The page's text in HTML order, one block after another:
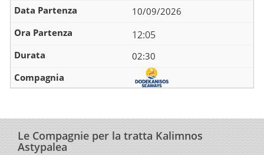
10/09/2026
12:05
02:30
Le Compagnie per la tratta Kalimnos
Astypalea